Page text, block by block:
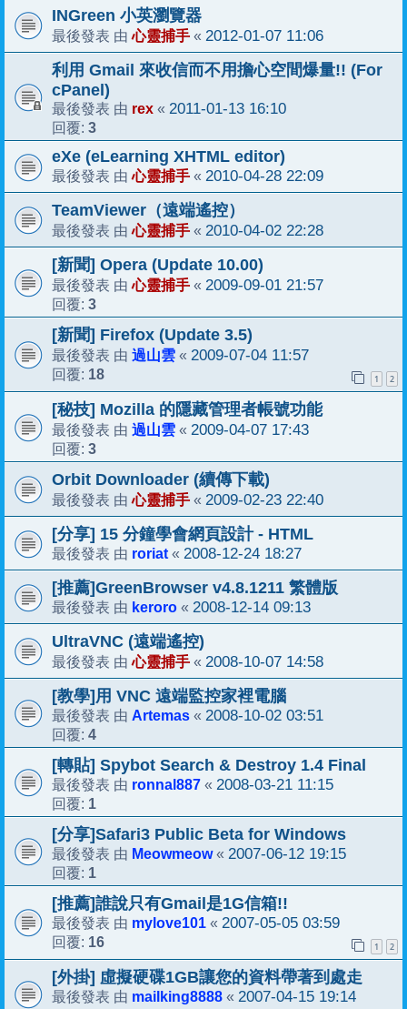
INGreen 小英瀏覽器
最後發表 由心靈捕手 « 2012-01-07 11:06
利用 Gmail 來收信而不用擔心空間爆量!! (For
cPanel)
最後發表 由 rex « 2011-01-13 16:10
回覆: 3
eXe (eLearning XHTML editor)
最後發表 由心靈捕手 « 2010-04-28 22:09
TeamViewer（遠端遙控）
最後發表 由心靈捕手 « 2010-04-02 22:28
[新聞] Opera (Update 10.00)
最後發表 由心靈捕手 « 2009-09-01 21:57
回覆: 3
[新聞] Firefox (Update 3.5)
最後發表 由 過山雲 « 2009-07-04 11:57
回覆: 18 1 2
[秘技] Mozilla 的隱藏管理者帳號功能
最後發表 由 過山雲 « 2009-04-07 17:43
回覆: 3
Orbit Downloader (續傳下載)
最後發表 由心靈捕手 « 2009-02-23 22:40
[分享] 15 分鐘學會網頁設計 - HTML
最後發表 由 roriat « 2008-12-24 18:27
[推薦]GreenBrowser v4.8.1211 繁體版
最後發表 由 keroro « 2008-12-14 09:13
UltraVNC (遠端遙控)
最後發表 由心靈捕手 « 2008-10-07 14:58
[教學]用 VNC 遠端監控家裡電腦
最後發表 由 Artemas « 2008-10-02 03:51
回覆: 4
[轉貼] Spybot Search & Destroy 1.4 Final
最後發表 由 ronnal887 « 2008-03-21 11:15
回覆: 1
[分享]Safari3 Public Beta for Windows
最後發表 由 Meowmeow« 2007-06-12 19:15
回覆: 1
[推薦]誰說只有Gmail是1G信箱!!
最後發表 由 mylove101 « 2007-05-05 03:59
回覆: 16 1 2
[外掛] 虛擬硬碟1GB讓您的資料帶著到處走
最後發表 由 mailking8888 « 2007-04-15 19:14